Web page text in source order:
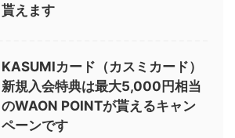
貰えます
KASUMIカード（カスミカード）
新規入会特典は最大5,000円相当
のWAON POINTが貰えるキャン
ペーンです